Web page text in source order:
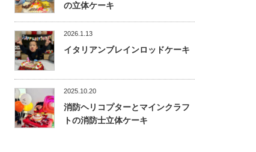
の立体ケーキ
2026.1.13
イタリアンブレインロッドケーキ
2025.10.20
消防ヘリコプターとマインクラフ
トの消防士立体ケーキ